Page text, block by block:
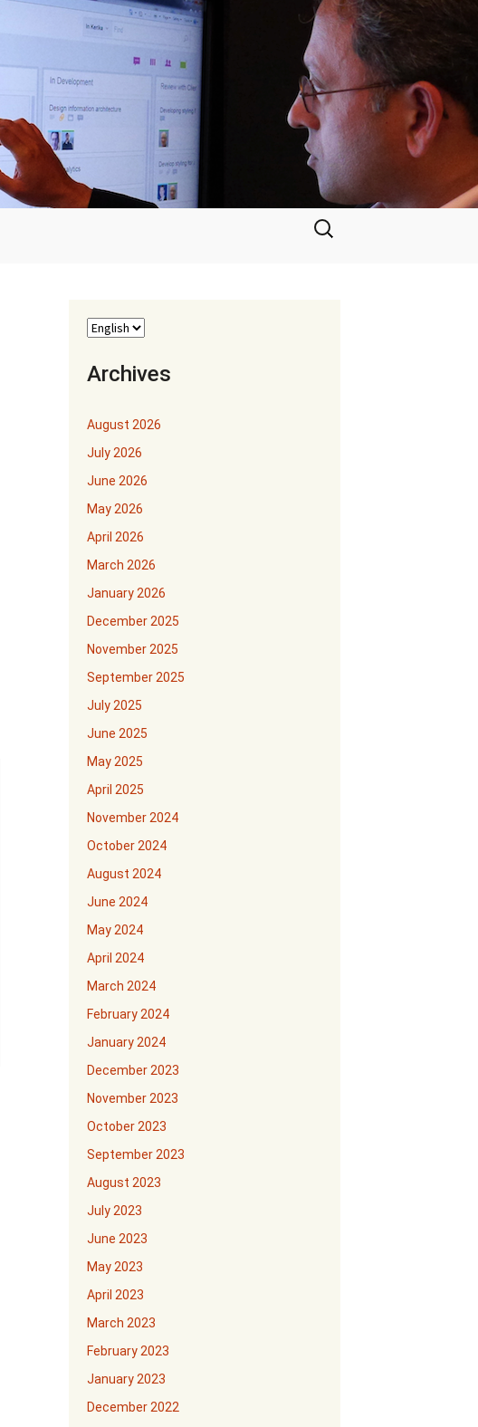
Search
for:
Archives
August 2026
July 2026
June 2026
May 2026
April 2026
March 2026
January 2026
December 2025
November 2025
September 2025
July 2025
June 2025
May 2025
April 2025
November 2024
October 2024
August 2024
June 2024
May 2024
April 2024
March 2024
February 2024
January 2024
December 2023
November 2023
October 2023
September 2023
August 2023
July 2023
June 2023
May 2023
April 2023
March 2023
February 2023
January 2023
December 2022